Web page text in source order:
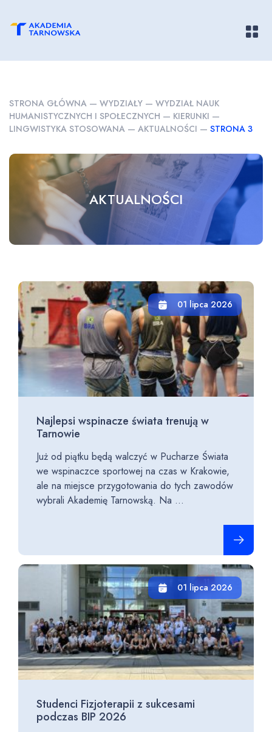
STRONA GŁÓWNA — WYDZIAŁY — WYDZIAŁ NAUK
HUMANISTYCZNYCH I SPOŁECZNYCH — KIERUNKI —
LINGWISTYKA STOSOWANA — AKTUALNOŚCI — STRONA 3
AKTUALNOŚCI
01 lipca 2026
Najlepsi wspinacze świata trenują w
Tarnowie
Już od piątku będą walczyć w Pucharze Świata
we wspinaczce sportowej na czas w Krakowie,
ale na miejsce przygotowania do tych zawodów
wybrali Akademię Tarnowską. Na ...
01 lipca 2026
Studenci Fizjoterapii z sukcesami
podczas BIP 2026